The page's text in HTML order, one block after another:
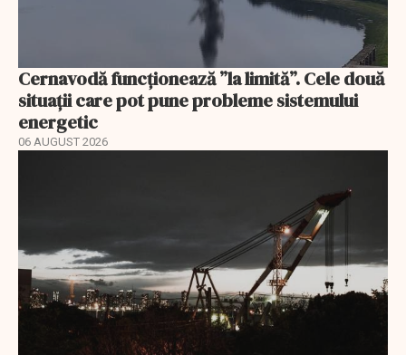
Cernavodă funcționează ”la limită”. Cele două
situații care pot pune probleme sistemului
energetic
06 AUGUST 2026